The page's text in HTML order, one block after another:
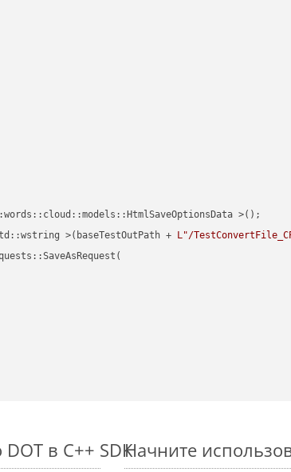
>();
>(baseTestOutPath + L"/
в C++ SDKНачните